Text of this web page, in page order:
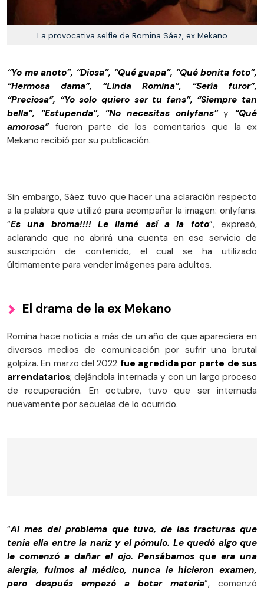
La provocativa selfie de Romina Sáez, ex Mekano
“Yo me anoto”, “Diosa”, “Qué guapa”, “Qué bonita foto”,
“Hermosa dama”, “Linda Romina”, “Sería furor”,
“Preciosa”, “Yo solo quiero ser tu fans”, “Siempre tan
bella”, “Estupenda”, “No necesitas onlyfans”y “Qué
amorosa”fueron parte de los comentarios que la ex
Mekano recibió por su publicación.
Sin embargo, Sáez tuvo que hacer una aclaración respecto
a la palabra que utilizó para acompañar la imagen: onlyfans.
“Es una broma!!!! Le llamé así a la foto”, expresó,
aclarando que no abrirá una cuenta en ese servicio de
suscripción de contenido, el cual se ha utilizado
últimamente para vender imágenes para adultos.
El drama de la ex Mekano
Romina hace noticia a más de un año de que apareciera en
diversos medios de comunicación por sufrir una brutal
golpiza. En marzo del 2022 fue agredida por parte de sus
arrendatarios; dejándola internada y con un largo proceso
de recuperación. En octubre, tuvo que ser internada
nuevamente por secuelas de lo ocurrido.
“Al mes del problema que tuvo, de las fracturas que
tenía ella entre la nariz y el pómulo. Le quedó algo que
le comenzó a dañar el ojo. Pensábamos que era una
alergia, fuimos al médico, nunca le hicieron examen,
pero después empezó a botar materia”, comenzó